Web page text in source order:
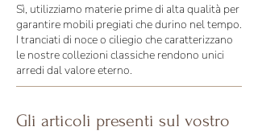
Sì, utilizziamo materie prime di alta qualità per
garantire mobili pregiati che durino nel tempo.
I tranciati di noce o ciliegio che caratterizzano
le nostre collezioni classiche rendono unici
arredi dal valore eterno.
Gli articoli presenti sul vostro